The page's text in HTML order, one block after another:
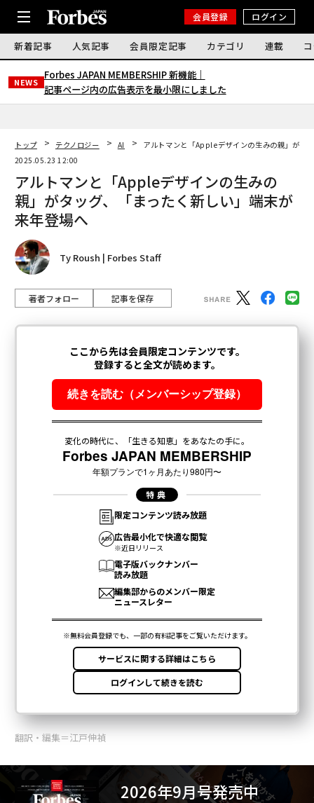
会員登録 ログイン
新着記事 人気記事 会員限定記事 カテゴリ 連載
NEWS
Forbes JAPAN MEMBERSHIP 新機能｜
記事ページ内の広告表示を最小限にしました
トップ テクノロジー AI
アルトマンと「Appleデザインの生みの親」がタ
2025.05.23 12:00
アルトマンと「Appleデザインの生みの
親」がタッグ、「まったく新しい」端末が
来年登場へ
Ty Roush | Forbes Staff
著者フォロー 記事を保存
翻訳・編集＝江戸伸禎
2026年9月号発売中